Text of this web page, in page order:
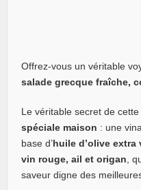
Offrez-vous un véritable
salade grecque fraîche,
Le véritable secret de
spéciale maison : une
base d’huile d’olive
vin rouge, ail et origan ,
saveur digne des